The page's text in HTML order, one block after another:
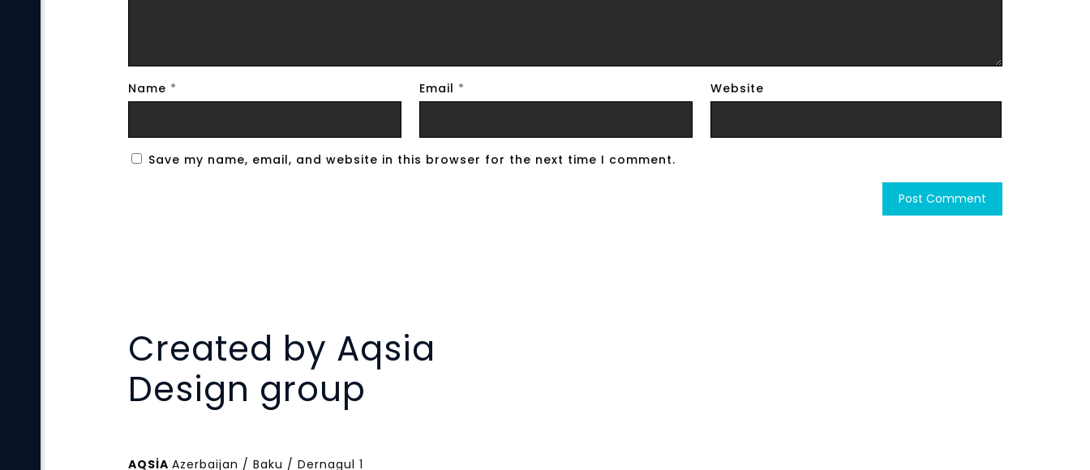
Name * Email * Website
Save my name, email, and website in this browser for the next time I comment.
Created by Aqsia
Design group
AQSİA Azerbaijan / Baku / Dernagul 1